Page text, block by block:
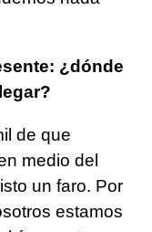
¿dónde
de que
medio del
un faro. Por
estamos